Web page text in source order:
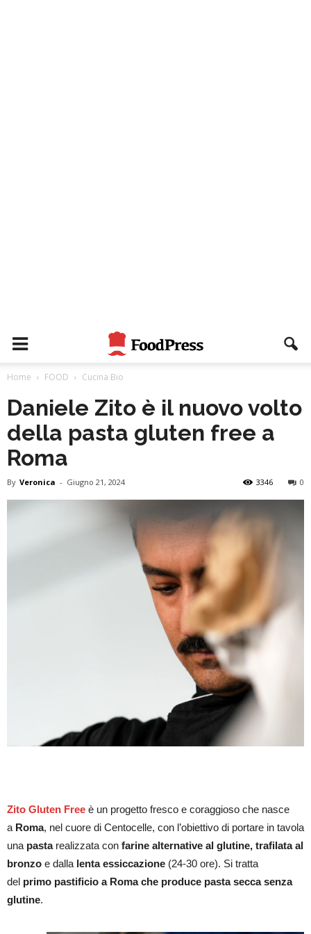
Home FOOD Cucina Bio
Daniele Zito è il nuovo volto
della pasta gluten free a
Roma
By Veronica - Giugno 21, 2024 0
3346
Zito Gluten Free è un progetto fresco e coraggioso che nasce
a Roma, nel cuore di Centocelle, con l’obiettivo di portare in tavola
una pastarealizzata con farine alternative al glutine, trafilata al
bronzo e dalla lenta essiccazione (24-30 ore). Si tratta
del primo pastificio a Roma che produce pasta secca senza
glutine.